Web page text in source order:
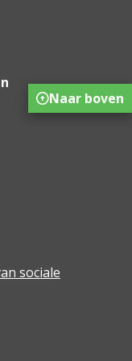
sociale
Naar boven